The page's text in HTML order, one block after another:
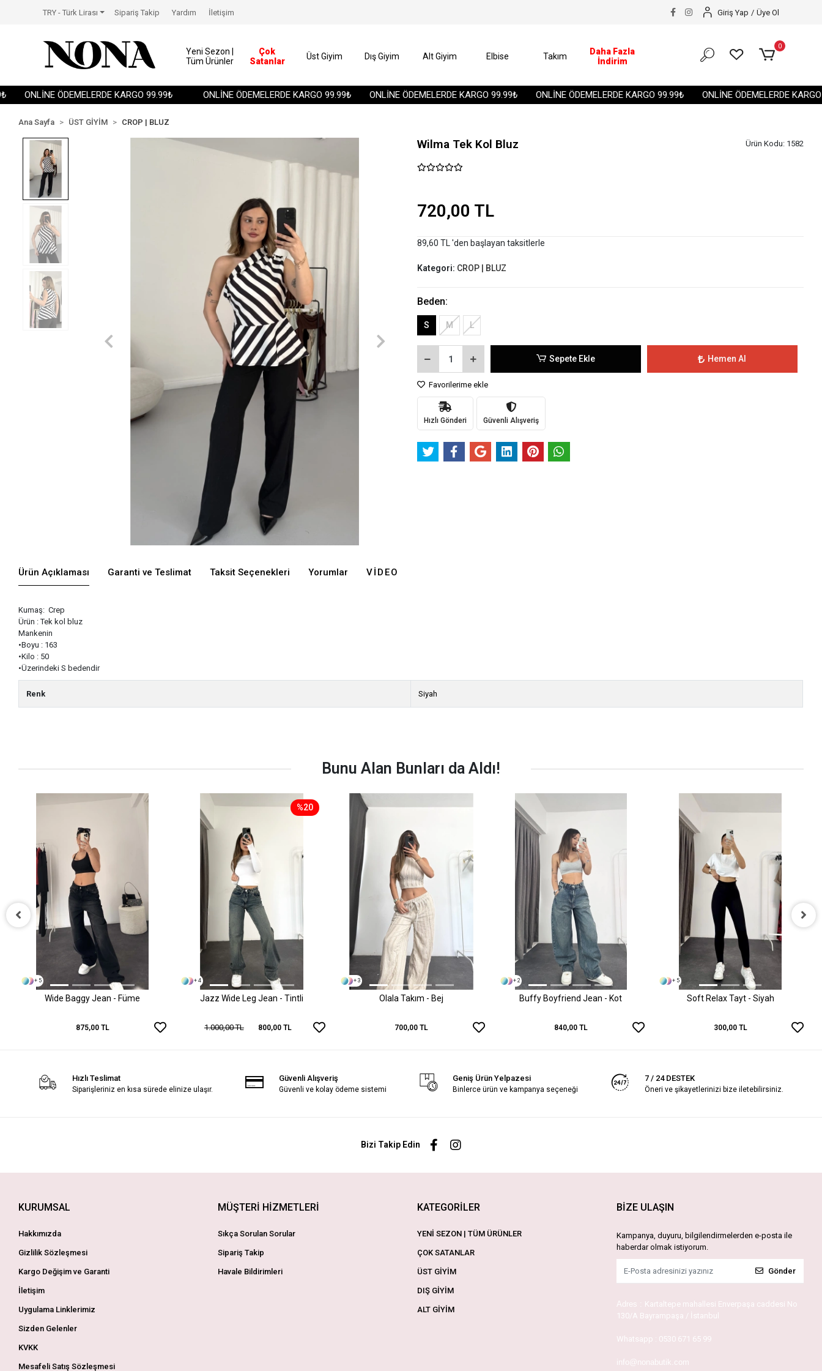
ONLİNE ÖDEMELERDE KARGO 99.99₺ ONLİNE ÖDEMELERDE KARGO 99.99₺ ONLİNE ÖDEMELERDE KARGO 99.99₺ ONLİNE ÖDEMELERDE KARGO 99.99₺ ONLİNE ÖDEMELERDE KARGO
TRY - Türk Lirası Sipariş Takip Yardım İletişim Giriş Yap / Üye Ol
Yeni Sezon |
Tüm Ürünler
Çok
Satanlar
Üst Giyim Dış Giyim Alt Giyim Elbise Takım
Daha Fazla
İndirim
0
Ana Sayfa ÜST GİYİM CROP | BLUZ
Wilma Tek Kol Bluz Ürün Kodu: 1582
720,00 TL
89,60 TL 'den başlayan taksitlerle
Kategori: CROP | BLUZ
Beden:
S M L
Sepete Ekle Hemen Al
Favorilerime ekle
Hızlı Gönderi Güvenli Alışveriş
Ürün Açıklaması Garanti ve Teslimat Taksit Seçenekleri Yorumlar VIDEO
Kumaş: Crep
Ürün : Tek kol bluz
Mankenin
•Boyu : 163
•Kilo : 50
•Üzerindeki S bedendir
Renk Siyah
Bunu Alan Bunları da Aldı!
+ 5
Wide Baggy Jean - Füme
875,00 TL
%20
+ 4
Jazz Wide Leg Jean - Tintli
1.000,00 TL 800,00 TL
+ 3
Olala Takım - Bej
700,00 TL
+ 2
Buffy Boyfriend Jean - Kot
840,00 TL
+ 5
Soft Relax Tayt - Siyah
300,00 TL
Hızlı Teslimat
Siparişleriniz en kısa sürede elinize ulaşır.
Güvenli Alışveriş
Güvenli ve kolay ödeme sistemi
Geniş Ürün Yelpazesi
Binlerce ürün ve kampanya seçeneği
7 / 24 DESTEK
Öneri ve şikayetlerinizi bize iletebilirsiniz.
Bizi Takip Edin
KURUMSAL
Hakkımızda
Gizlilik Sözleşmesi
Kargo Değişim ve Garanti
İletişim
Uygulama Linklerimiz
Sizden Gelenler
KVKK
Mesafeli Satış Sözleşmesi
MÜŞTERİ HİZMETLERİ
Sıkça Sorulan Sorular
Sipariş Takip
Havale Bildirimleri
KATEGORİLER
YENİ SEZON | TÜM ÜRÜNLER
ÇOK SATANLAR
ÜST GİYİM
DIŞ GİYİM
ALT GİYİM
BİZE ULAŞIN
Kampanya, duyuru, bilgilendirmelerden e-posta ile
haberdar olmak istiyorum.
Gönder
Adres : Kartaltepe mahallesi Enverpaşa caddesi No
130/A Bayrampaşa / İstanbul
Whatsapp : 0530 671 65 99
info@nonabutik.com